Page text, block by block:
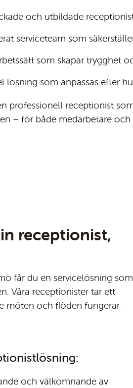
och utbildade
serviceteam som
som skapar trygghet
lösning som anpassas efter
professionell receptionist
– för både medarbetare och
receptionist,
får du en servicelösning som
Våra receptionister tar ett
möten och flöden fungerar –
och välkomnande av